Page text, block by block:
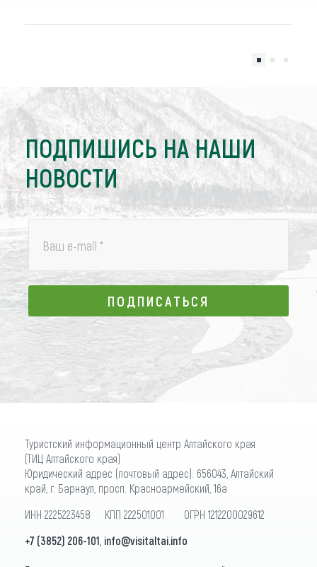
ПОДПИШИСЬ НА НАШИ
НОВОСТИ
Ваш e-mail *
ПОДПИСАТЬСЯ
ПОДПИСАТЬСЯ
Туристский информационный центр Алтайского края
(ТИЦ Алтайского края)
Юридический адрес (почтовый адрес): 656043, Алтайский
край, г. Барнаул, просп. Красноармейский, 16а
ИНН 2225223458 КПП 222501001 ОГРН 1212200029612
+7 (3852) 206-101 info@visitaltai.info